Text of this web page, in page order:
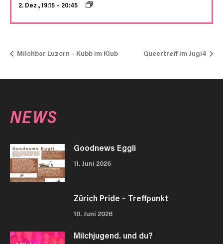
2. Dez., 19:15 – 20:45
Milchbar Luzern – Kubb im Klub Queertreff im Jugi4
NEWS
Goodnews Eggli
11. Juni 2026
Zürich Pride – Treffpunkt
10. Juni 2026
Milchjugend. und du?